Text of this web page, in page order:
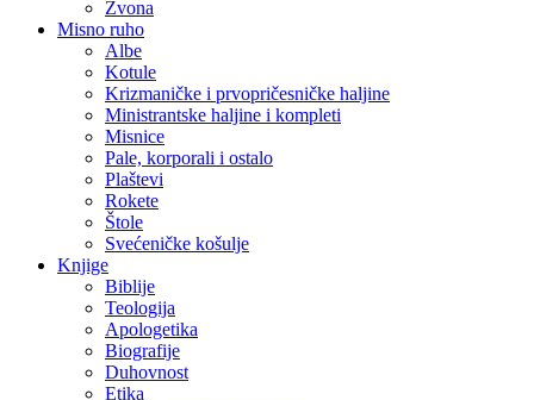
Zvona
Misno ruho
Albe
Kotule
Krizmaničke i prvopričesničke haljine
Ministrantske haljine i kompleti
Misnice
Pale, korporali i ostalo
Plaštevi
Rokete
Štole
Svećeničke košulje
Knjige
Biblije
Teologija
Apologetika
Biografije
Duhovnost
Etika